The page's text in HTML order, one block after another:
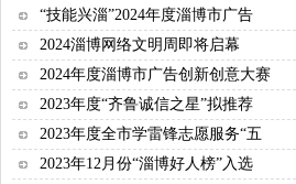
“技能兴淄”2024年度淄博市广告
2024淄博网络文明周即将启幕
2024年度淄博市广告创新创意大赛
2023年度“齐鲁诚信之星”拟推荐
2023年度全市学雷锋志愿服务“五
2023年12月份“淄博好人榜”入选